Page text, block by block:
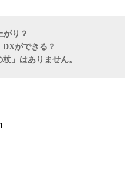
がり？
ができる？
」はありません。